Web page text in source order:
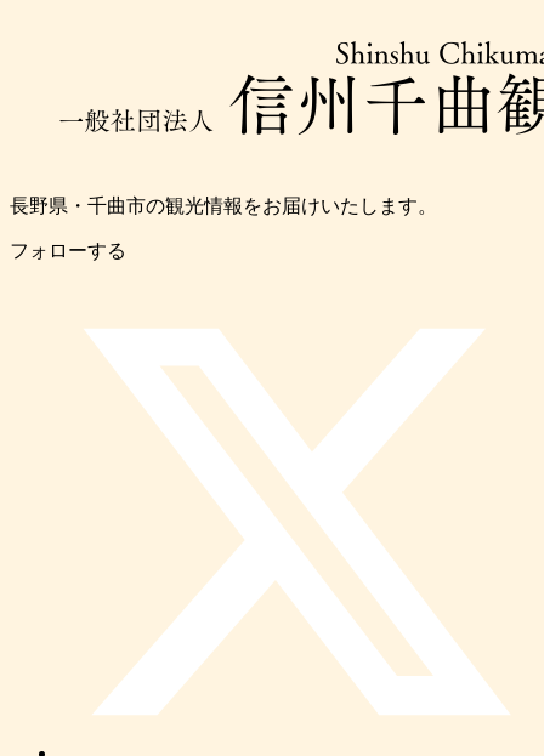
長野県・千曲市の観光情報をお届けいたします。
フォローする